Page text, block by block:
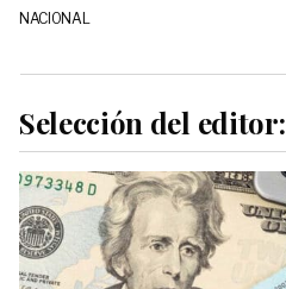
NACIONAL
Selección del editor: